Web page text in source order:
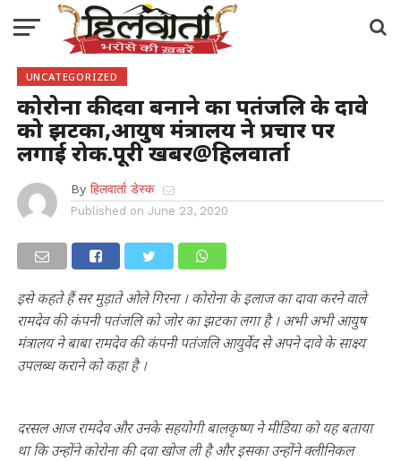
UNCATEGORIZED
कोरोना की दवा बनाने का पतंजलि के दावे
को झटका,आयुष मंत्रालय ने प्रचार पर
लगाई रोक.पूरी खबर@हिलवार्ता
By हिलवार्ता डेस्क
Published on June 23, 2020
इसे कहते हैं सर मुड़ाते ओले गिरना । कोरोना के इलाज का दावा करने वाले
रामदेव की कंपनी पतंजलि को जोर का झटका लगा है । अभी अभी आयुष
मंत्रालय ने बाबा रामदेव की कंपनी पतंजलि आयुर्वेद से अपने दावे के साक्ष्य
उपलब्ध कराने को कहा है ।
दरसल आज रामदेव और उनके सहयोगी बालकृष्ण ने मीडिया को यह बताया
था कि उन्होंने कोरोना की दवा खोज ली है और इसका उन्होंने क्लीनिकल